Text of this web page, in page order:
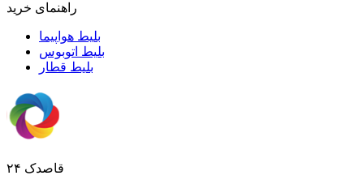
راهنمای خرید
بلیط هواپیما
بلیط اتوبوس
بلیط قطار
قاصدک ۲۴